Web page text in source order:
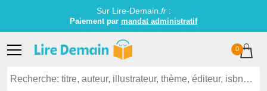
Sur Lire-Demain. fr:
Paiement par mandat administratif
0